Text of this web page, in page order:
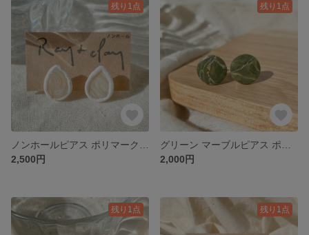
残り1点
2,500円
残り1点
2,000円
残り1点 残り1点